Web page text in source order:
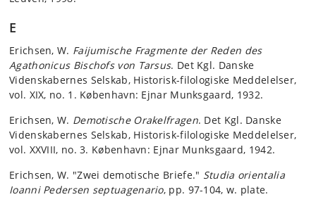
E
Erichsen, W. Faijumische Fragmente der Reden des
Agathonicus Bischofs von Tarsus. Det Kgl. Danske
Videnskabernes Selskab, Historisk-filologiske Meddelelser,
vol. XIX, no. 1. København: Ejnar Munksgaard, 1932.
Erichsen, W. Demotische Orakelfragen. Det Kgl. Danske
Videnskabernes Selskab, Historisk-filologiske Meddelelser,
vol. XXVIII, no. 3. København: Ejnar Munksgaard, 1942.
Erichsen, W. "Zwei demotische Briefe." Studia orientalia
Ioanni Pedersen septuagenario, pp. 97-104, w. plate.